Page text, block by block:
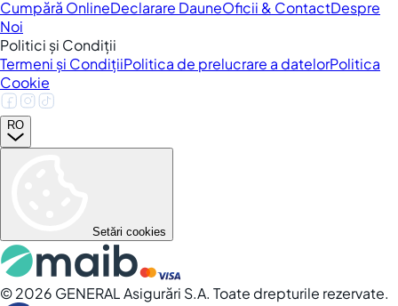
Cumpără OnlineDeclarare DauneOficii & ContactDespre
Noi
Politici și Condiții
Termeni și CondițiiPolitica de prelucrare a datelorPolitica
Cookie
RO
Setări cookies
©2026 GENERAL Asigurări S.A. Toate drepturile rezervate.